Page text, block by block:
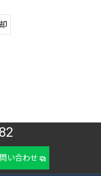
い合わせ